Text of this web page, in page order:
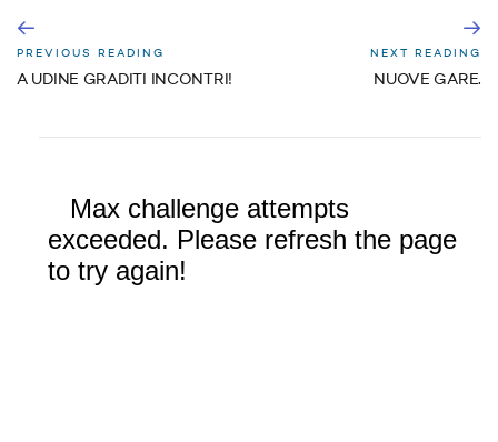
PREVIOUS READING
A UDINE GRADITI INCONTRI!
NEXT READING
NUOVE GARE.